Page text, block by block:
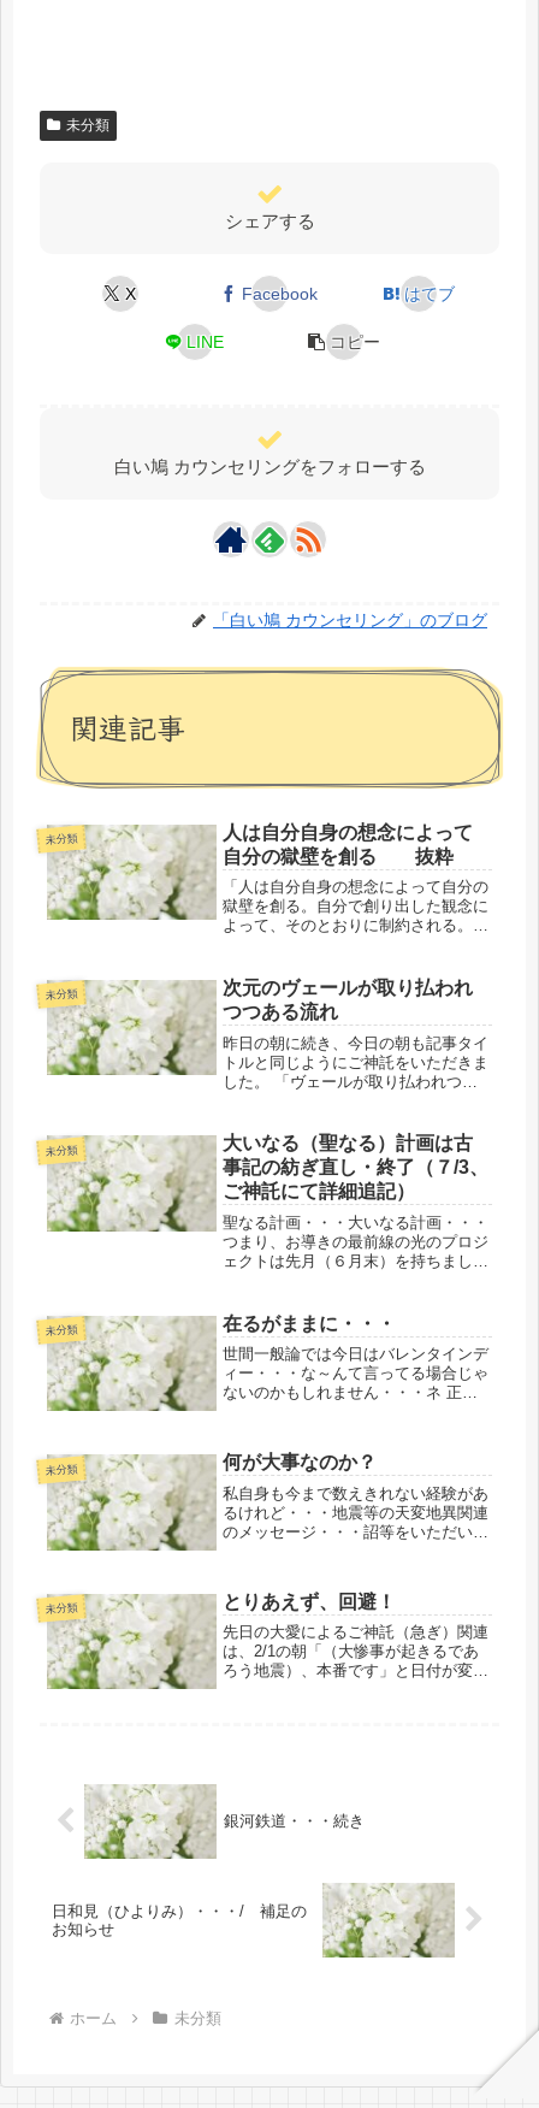
未分類
シェアする
X Facebook はてブ
LINE コピー
白い鳩 カウンセリングをフォローする
「白い鳩 カウンセリング」のブログ
関連記事
未分類
人は自分自身の想念によって
自分の獄壁を創る 抜粋
「人は自分自身の想念によって自分の
獄壁を創る。自分で創り出した観念に
よって、そのとおりに制約される。あ
ないのである。問題は、生命とは何か
と論（あげつら）うことではなく、こ
れ...
未分類
次元のヴェールが取り払われ
つつある流れ
昨日の朝に続き、今日の朝も記事タイ
トルと同じようにご神託をいただきま
した。 「ヴェールが取り払われつつ
目が私にあることもお話してください
ました。 様々な事が個人をはじめ、
国や...
未分類
大いなる（聖なる）計画は古
事記の紡ぎ直し・終了（７/3、
ご神託にて詳細追記）
聖なる計画・・・大いなる計画・・・
つまり、お導きの最前線の光のプロジ
ェクトは先月（６月末）を持ちまして
の追記 2021年6月22日 予ねてより先
延ばし（個人はじめ、前世...
未分類 在るがままに・・・
世間一般論では今日はバレンタインデ
ィー・・・な～んて言ってる場合じゃ
ないのかもしれません・・・ネ 正直
が・・・お導きで昨年の１１月のある
日にミッションでひとり行き（服装も
指定。これら...
未分類 何が大事なのか？
私自身も今まで数えきれない経験があ
るけれど・・・地震等の天変地異関連
のメッセージ・・・詔等をいただい
役割が目には見えない霊的な世界が先
行しますので事前にお伝えするという
使命...
未分類 とりあえず、回避！
先日の大愛によるご神託（急ぎ）関連
は、2/1の朝「（大惨事が起きるであ
ろう地震）、本番です」と日付が変わ
銀河鉄道・・・続き
日和見（ひよりみ）・・・/ 補足の
お知らせ
ホーム 未分類